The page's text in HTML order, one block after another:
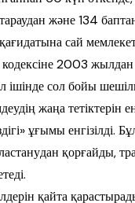
және 134
сай
2003 жылдан
ішін­де сол бойы
жаңа тетіктерін
ұғымы
қорғайды,
қай­та